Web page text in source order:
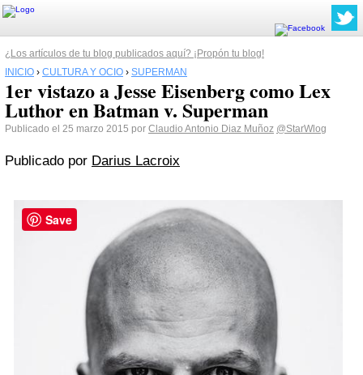
¿Los artículos de tu blog publicados aquí? ¡Propón tu blog!
INICIO › CULTURA Y OCIO › SUPERMAN
1er vistazo a Jesse Eisenberg como Lex
Luthor en Batman v. Superman
Publicado el 25 marzo 2015 por Claudio Antonio Diaz Muñoz @StarWlog
Publicado por Darius Lacroix
Save